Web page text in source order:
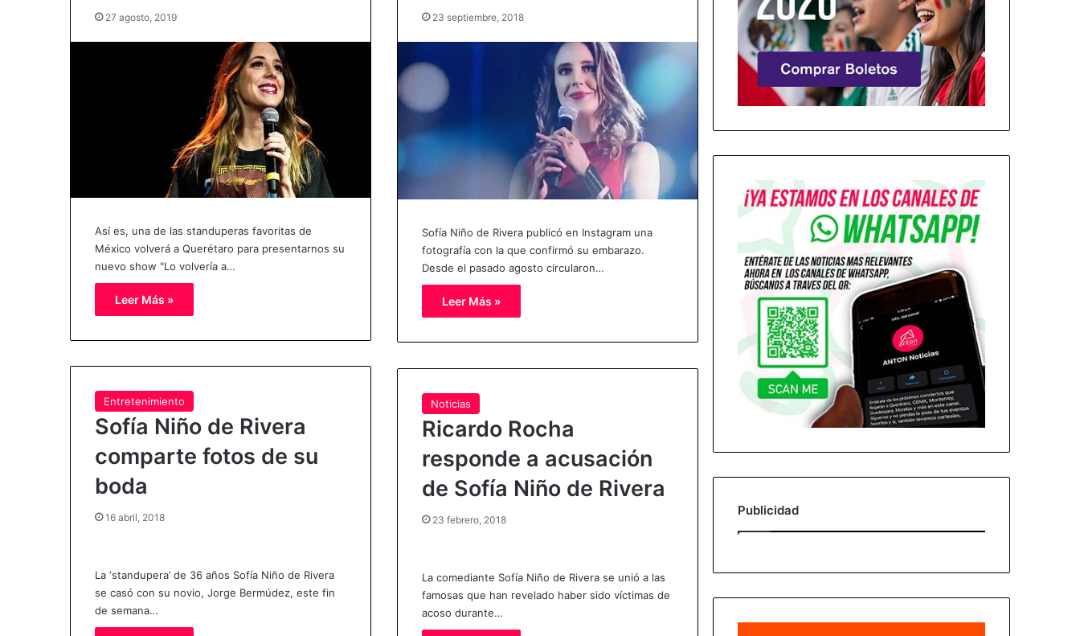
27 agosto, 2019
Así es, una de las standuperas favoritas de
México volverá a Querétaro para presentarnos su
nuevo show "Lo volvería a…
Leer Más »
23 septiembre, 2018
Sofía Niño de Rivera publicó en Instagram una
fotografía con la que confirmó su embarazo.
Desde el pasado agosto circularon…
Leer Más »
Entretenimiento
Sofía Niño de Rivera
comparte fotos de su
boda
16 abril, 2018
La ‘standupera’ de 36 años Sofía Niño de Rivera
se casó con su novio, Jorge Bermúdez, este fin
de semana…
Noticias
Ricardo Rocha
responde a acusación
de Sofía Niño de Rivera
23 febrero, 2018
La comediante Sofía Niño de Rivera se unió a las
famosas que han revelado haber sido víctimas de
acoso durante…
Publicidad